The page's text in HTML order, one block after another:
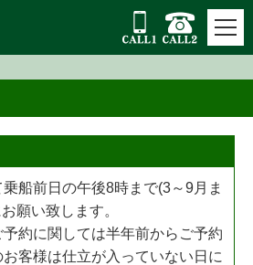
船前日の午後8時まで(3～9月ま
願い致します。
約に関しては半年前からご予約
客様は仕立が入っていない日に